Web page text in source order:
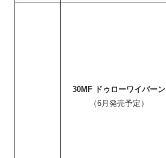
30MF ドゥローワイバーン
（6月発売予定）